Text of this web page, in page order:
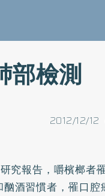
部檢測
2012/12/12
究報告，嚼檳榔者
酒習慣者，罹口腔